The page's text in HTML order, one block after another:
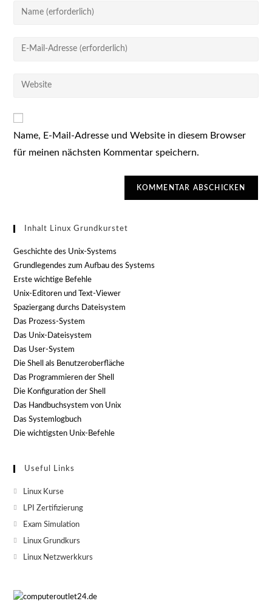
Gib
oder
zum
ein
Gib
Mail-
Kommentieren
ein
Gib
URL
ein
(optional)
Name, E-Mail-Adresse und Website in diesem Browser
für meinen nächsten Kommentar speichern.
Inhalt Linux Grundkurstet
Geschichte des Unix-Systems
Grundlegendes zum Aufbau des Systems
Erste wichtige Befehle
Unix-Editoren und Text-Viewer
Spaziergang durchs Dateisystem
Das Prozess-System
Das Unix-Dateisystem
Das User-System
Die Shell als Benutzeroberfläche
Das Programmieren der Shell
Die Konfiguration der Shell
Das Handbuchsystem von Unix
Das Systemlogbuch
Die wichtigsten Unix-Befehle
Useful Links
Linux Kurse
LPI Zertifizierung
Exam Simulation
Linux Grundkurs
Linux Netzwerkkurs